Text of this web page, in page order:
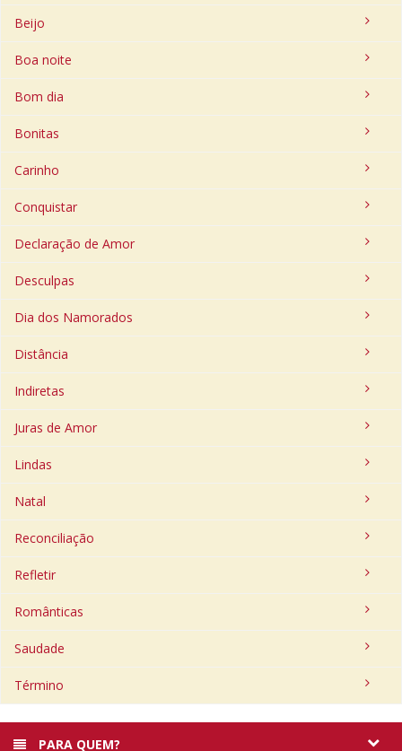
Beijo
Boa noite
Bom dia
Bonitas
Carinho
Conquistar
Declaração de Amor
Desculpas
Dia dos Namorados
Distância
Indiretas
Juras de Amor
Lindas
Natal
Reconciliação
Refletir
Românticas
Saudade
Término
PARA QUEM?